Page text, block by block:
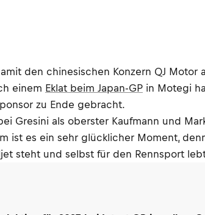
den chinesischen Konzern QJ
einem Eklat beim Japan-GP in Motegi
zu Ende gebracht.
Gresini als oberster Kaufmann und
ist es ein sehr glücklicher Moment,
steht und selbst für den Rennsport